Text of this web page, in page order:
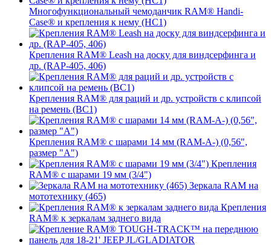
Многофункциональный чемоданчик RAM® Handi-
Case® и крепления к нему (HC1)
Крепления RAM® Leash на доску для виндсерфинга и
др. (RAP-405, 406)
Крепления RAM® для раций и др. устройств с клипсой
на ремень (BC1)
Крепления RAM® с шарами 14 мм (RAM-A-) (0,56",
размер "A")
Крепления
RAM® с шарами 19 мм (3/4")
Зеркала RAM на
мототехнику (465)
Крепления
RAM® к зеркалам заднего вида